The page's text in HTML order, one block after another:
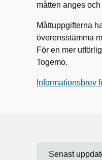
måtten anges
Måttuppgifterna
överensstämma
För en mer
Togemo.
Informationsbrev
Senast